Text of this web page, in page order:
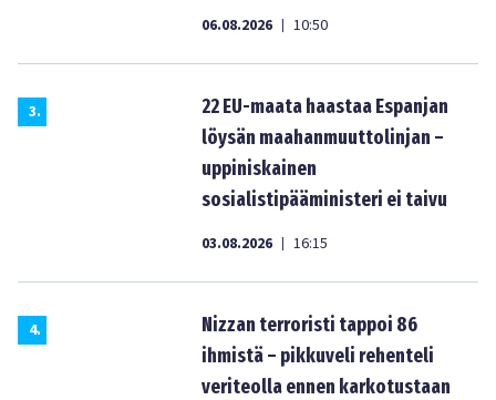
06.08.2026 | 10:50
3.
22 EU-maata haastaa Espanjan
löysän maahanmuuttolinjan –
uppiniskainen
sosialistipääministeri ei taivu
03.08.2026 | 16:15
4.
Nizzan terroristi tappoi 86
ihmistä – pikkuveli rehenteli
veriteolla ennen karkotustaan